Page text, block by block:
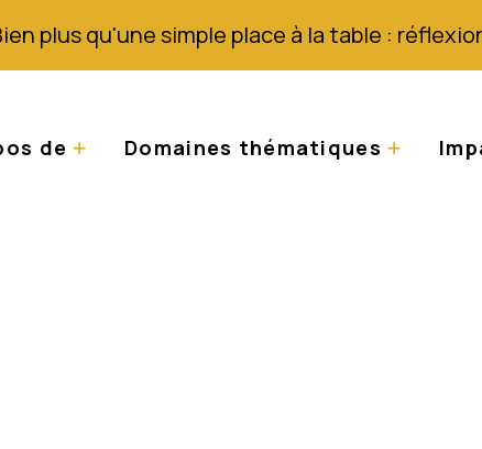
plus qu'une simple place à la table :
de Domaines thématiques